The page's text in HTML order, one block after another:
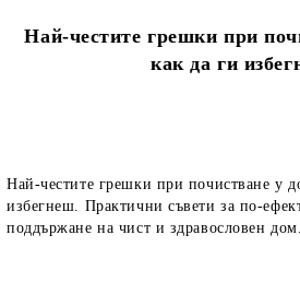
Най-честите грешки при
как да ги
Най-честите грешки при почистване у
избегнеш. Практични съвети за по-
поддържане на чист и здравословен дом.